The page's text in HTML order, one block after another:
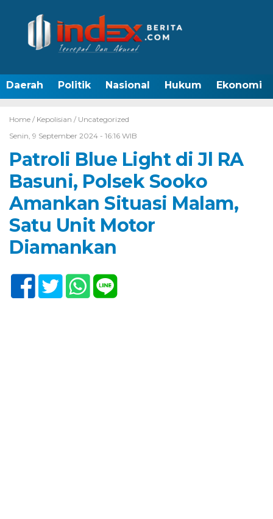
Daerah Politik Nasional Hukum Ekonomi
Home / Kepolisian / Uncategorized
Senin, 9 September 2024 - 16:16 WIB
Patroli Blue Light di Jl RA
Basuni, Polsek Sooko
Amankan Situasi Malam,
Satu Unit Motor
Diamankan